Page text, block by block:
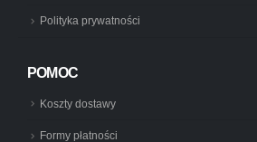
Polityka prywatności
POMOC
Koszty dostawy
Formy płatności